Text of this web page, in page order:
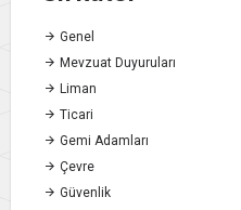
Genel
Mevzuat Duyuruları
Liman
Ticari
Gemi Adamları
Çevre
Güvenlik